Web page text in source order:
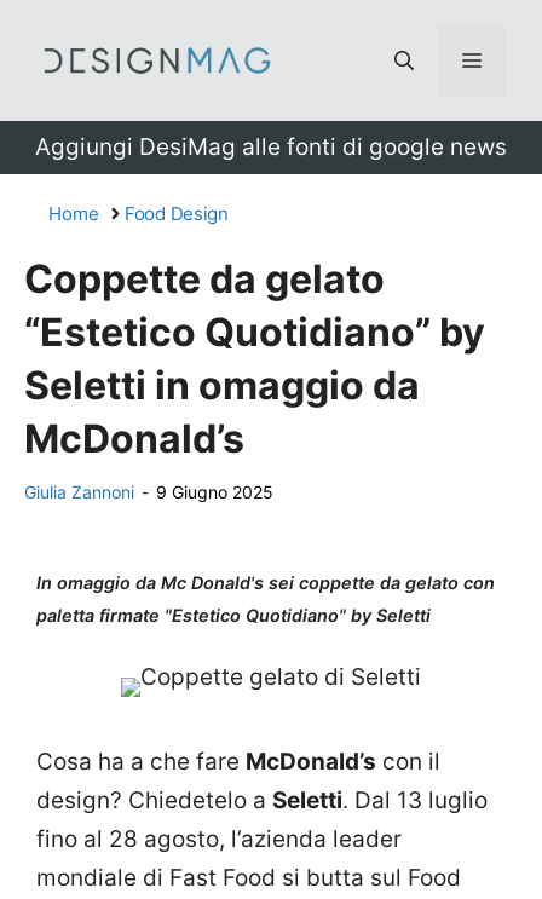
Menu
Aggiungi DesiMag alle fonti di google news
Home Food Design
Coppette da gelato
“Estetico Quotidiano” by
Seletti in omaggio da
McDonald’s
Giulia Zannoni - 9 Giugno 2025
In omaggio da Mc Donald's sei coppette da gelato con
paletta firmate "Estetico Quotidiano" by Seletti
Cosa ha a che fare McDonald’s con il
design? Chiedetelo a Seletti. Dal 13 luglio
fino al 28 agosto, l’azienda leader
mondiale di Fast Food si butta sul Food